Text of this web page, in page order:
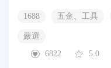
1688 五金、工具
嚴選
6822
5.0